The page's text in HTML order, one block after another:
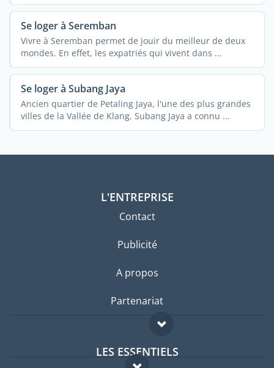
Se loger à Seremban
Vivre à Seremban permet de jouir du meilleur de deux
mondes. En effet, les expatriés qui vivent dans ...
Se loger à Subang Jaya
Ancien quartier de Petaling Jaya, l'une des plus grandes
villes de la Vallée de Klang, Subang Jaya a connu ...
L'ENTREPRISE
Contact
Publicité
A propos
Partenariat
LES ESSENTIELS